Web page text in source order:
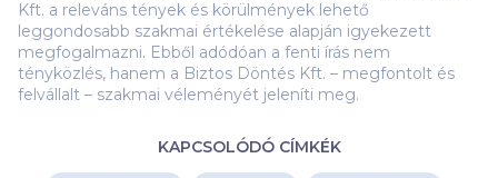
Kft. a releváns tények és körülmények lehető
leggondosabb szakmai értékelése alapján igyekezett
megfogalmazni. Ebből adódóan a fenti írás nem
tényközlés, hanem a Biztos Döntés Kft. – megfontolt és
felvállalt – szakmai véleményét jeleníti meg.
KAPCSOLÓDÓ CÍMKÉK